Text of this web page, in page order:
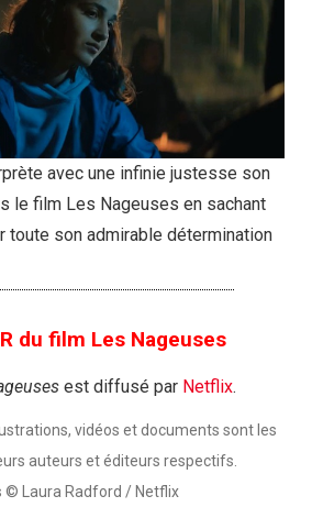
avec une infinie justesse son
le film Les Nageuses en sachant
toute son admirable détermination
du film Les Nageuses
est diffusé par Netflix.
vidéos et documents sont les
auteurs et éditeurs respectifs.
© Laura Radford / Netflix